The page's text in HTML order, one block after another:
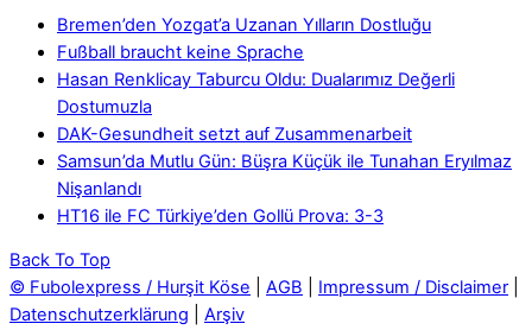
Bremen’den Yozgat’a Uzanan Yılların Dostluğu
Fußball braucht keine Sprache
Hasan Renklicay Taburcu Oldu: Dualarımız Değerli
Dostumuzla
DAK-Gesundheit setzt auf Zusammenarbeit
Samsun’da Mutlu Gün: Büşra Küçük ile Tunahan Eryılmaz
Nişanlandı
HT16 ile FC Türkiye’den Gollü Prova: 3-3
Back To Top
© Fubolexpress / Hurşit Köse
AGB Impressum / Disclaimer
Datenschutzerklärung
Arşiv